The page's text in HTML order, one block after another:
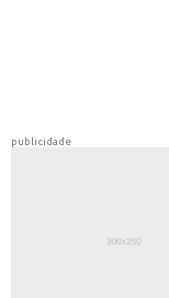
publicidade